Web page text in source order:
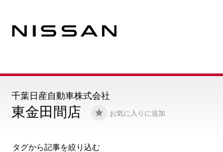
東金田間店 お気に入りに追加
千葉日産自動車株式会社
タグから記事を絞り込む